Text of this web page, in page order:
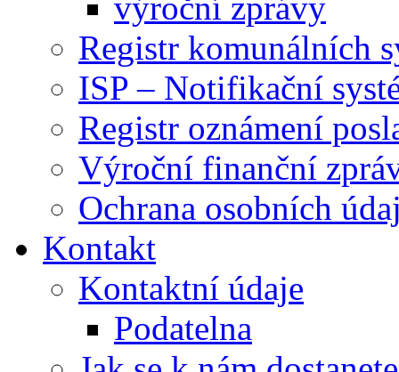
Registr komunálních
ISP – Notifikační
Registr oznámení
Výroční finanční
Ochrana osobních
Kontakt
Kontaktní údaje
Podatelna